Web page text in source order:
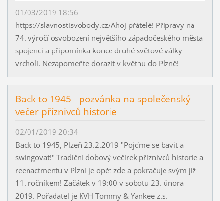
01/03/2019 18:56
https://slavnostisvobody.cz/Ahoj přátelé! Přípravy na
74. výročí osvobození největšího západočeského města
spojenci a připomínka konce druhé světové války
vrcholí. Nezapomeňte dorazit v květnu do Plzně!
Back to 1945 - pozvánka na společenský
večer příznivců historie
02/01/2019 20:34
Back to 1945, Plzeň 23.2.2019 "Pojďme se bavit a
swingovat!" Tradiční dobový večírek příznivců historie a
reenactmentu v Plzni je opět zde a pokračuje svým již
11. ročníkem! Začátek v 19:00 v sobotu 23. února
2019. Pořadatel je KVH Tommy & Yankee z.s.